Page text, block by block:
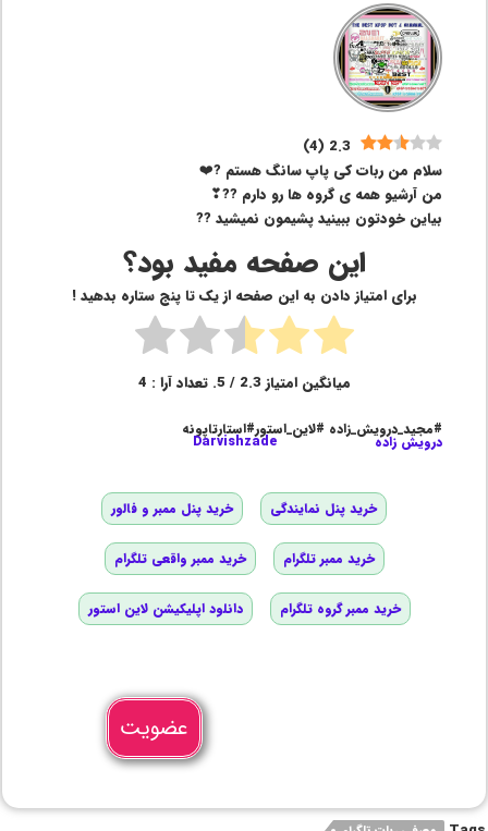
2.3
(
4
)
سلام من ربات کی پاپ سانگ هستم ?❤️
من آرشیو همه ی گروه ها رو دارم ??❣
بیاین خودتون ببینید پشیمون نمیشید ??
این صفحه مفید بود؟
برای امتیاز دادن به این صفحه از یک تا پنج ستاره بدهید !
میانگین امتیاز 2.3 / 5. تعداد آرا : 4
#مجید_درویش_زاده #لاین_استور#استارتاپونه
درویش زاده Darvishzade
خرید پنل نمایندگی خرید پنل ممبر و فالور
خرید ممبر تلگرام خرید ممبر واقعی تلگرام
خرید ممبر گروه تلگرام دانلود اپلیکیشن لاین استور
عضویت